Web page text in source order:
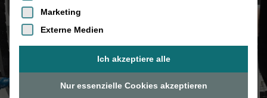
Marketing
Externe Medien
Ich akzeptiere alle
Nur essenzielle Cookies akzeptieren